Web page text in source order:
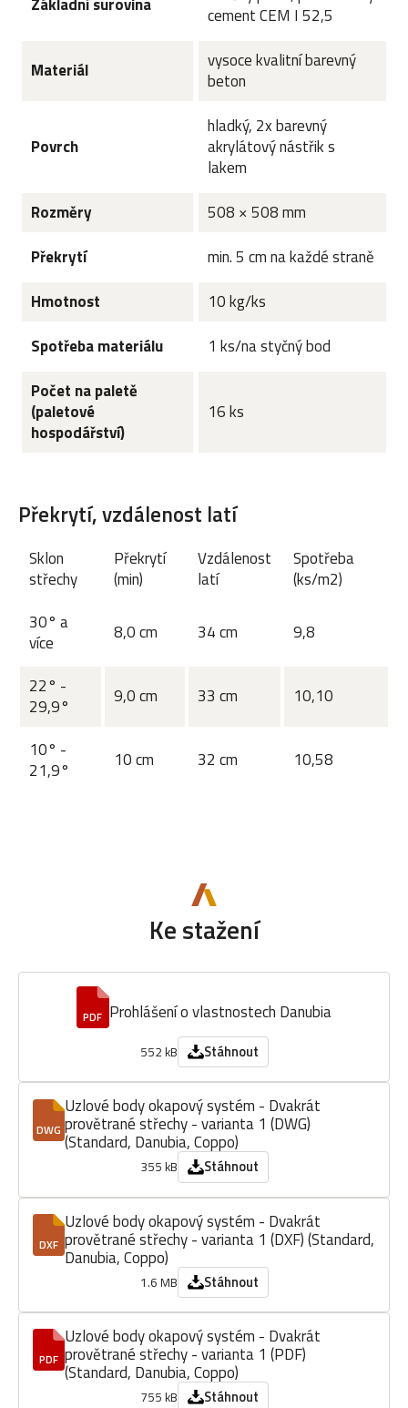
Základní surovina
cement CEM I 52,5
Materiál
vysoce kvalitní barevný
beton
Povrch
hladký, 2x barevný
akrylátový nástřik s
lakem
Rozměry
508 × 508 mm
Překrytí
min. 5 cm na každé straně
Hmotnost
10 kg/ks
Spotřeba materiálu
1 ks/na styčný bod
Počet na paletě
(paletové
hospodářství)
16 ks
Překrytí, vzdálenost latí
Sklon
střechy
Překrytí
(min)
Vzdálenost
latí
Spotřeba
(ks/m2)
30° a
více
8,0 cm 34 cm 9,8
22° -
29,9°
9,0 cm 33 cm 10,10
10° -
21,9°
10 cm 32 cm 10,58
Ke stažení
PDF Prohlášení o vlastnostech Danubia
552 kB Stáhnout
DWG
Uzlové body okapový systém - Dvakrát
provětrané střechy - varianta 1 (DWG)
(Standard, Danubia, Coppo)
355 kB Stáhnout
DXF
Uzlové body okapový systém - Dvakrát
provětrané střechy - varianta 1 (DXF) (Standard,
Danubia, Coppo)
1.6 MB Stáhnout
PDF
Uzlové body okapový systém - Dvakrát
provětrané střechy - varianta 1 (PDF)
(Standard, Danubia, Coppo)
755 kB Stáhnout